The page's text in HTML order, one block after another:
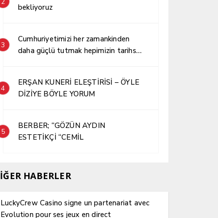
bekliyoruz
3
Cumhuriyetimizi her zamankinden
daha güçlü tutmak hepimizin tarihsel
4
ERŞAN KUNERİ ELEŞTİRİSİ – ÖYLE
DİZİYE BÖYLE YORUM
5
BERBER; “GÖZÜN AYDIN
ESTETİKÇİ “CEMİL
HABERLER
LuckyCrew Casino signe un partenariat avec
Evolution pour ses jeux en direct